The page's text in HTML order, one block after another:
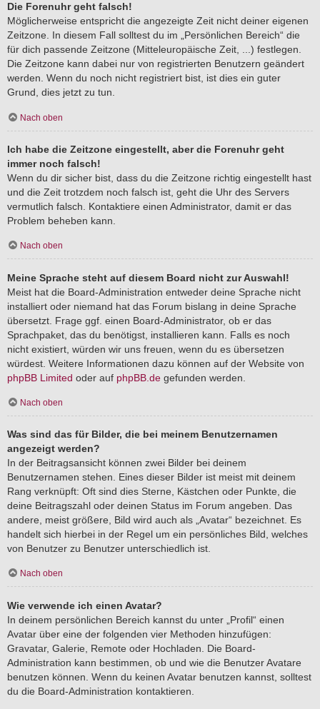
Die Forenuhr geht falsch!
Möglicherweise entspricht die angezeigte Zeit nicht deiner eigenen
Zeitzone. In diesem Fall solltest du im „Persönlichen Bereich“ die
für dich passende Zeitzone (Mitteleuropäische Zeit, ...) festlegen.
Die Zeitzone kann dabei nur von registrierten Benutzern geändert
werden. Wenn du noch nicht registriert bist, ist dies ein guter
Grund, dies jetzt zu tun.
Nach oben
Ich habe die Zeitzone eingestellt, aber die Forenuhr geht
immer noch falsch!
Wenn du dir sicher bist, dass du die Zeitzone richtig eingestellt hast
und die Zeit trotzdem noch falsch ist, geht die Uhr des Servers
vermutlich falsch. Kontaktiere einen Administrator, damit er das
Problem beheben kann.
Nach oben
Meine Sprache steht auf diesem Board nicht zur Auswahl!
Meist hat die Board-Administration entweder deine Sprache nicht
installiert oder niemand hat das Forum bislang in deine Sprache
übersetzt. Frage ggf. einen Board-Administrator, ob er das
Sprachpaket, das du benötigst, installieren kann. Falls es noch
nicht existiert, würden wir uns freuen, wenn du es übersetzen
würdest. Weitere Informationen dazu können auf der Website von
phpBB Limited oder auf phpBB.de gefunden werden.
Nach oben
Was sind das für Bilder, die bei meinem Benutzernamen
angezeigt werden?
In der Beitragsansicht können zwei Bilder bei deinem
Benutzernamen stehen. Eines dieser Bilder ist meist mit deinem
Rang verknüpft: Oft sind dies Sterne, Kästchen oder Punkte, die
deine Beitragszahl oder deinen Status im Forum angeben. Das
andere, meist größere, Bild wird auch als „Avatar“ bezeichnet. Es
handelt sich hierbei in der Regel um ein persönliches Bild, welches
von Benutzer zu Benutzer unterschiedlich ist.
Nach oben
Wie verwende ich einen Avatar?
In deinem persönlichen Bereich kannst du unter „Profil“ einen
Avatar über eine der folgenden vier Methoden hinzufügen:
Gravatar, Galerie, Remote oder Hochladen. Die Board-
Administration kann bestimmen, ob und wie die Benutzer Avatare
benutzen können. Wenn du keinen Avatar benutzen kannst, solltest
du die Board-Administration kontaktieren.